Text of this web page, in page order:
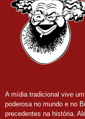
A mídia tradicional vive
poderosa no mundo e no
precedentes na história.